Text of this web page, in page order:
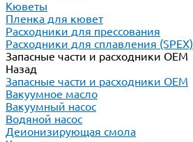
Кюветы
Пленка для кювет
Расходники для прессования
Расходники для сплавления (SPEX)
Запасные части и расходники ОЕМ
Назад
Запасные части и расходники ОЕМ
Вакуумное масло
Вакуумный насос
Водяной насос
Деионизирующая смола